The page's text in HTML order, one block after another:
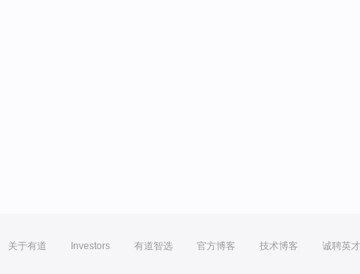
关于有道 Investors 有道智选 官方博客 技术博客 诚聘英才